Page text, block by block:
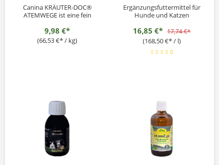
Canina KRÄUTER-DOC®
ATEMWEGE ist eine fein
optimal verwertbare
Kräutermischung, die zur
ernährungsphysiologischen
9,98 €*
(66,53 €* / kg)
Ergänzungsfuttermittel für
Hunde und Katzen
16,85 €* 17,74 €*
(168,50 €* / l)